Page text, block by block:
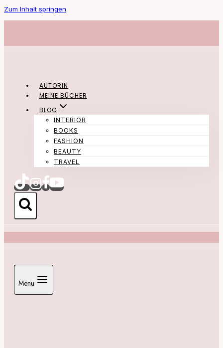
Zum Inhalt springen
AUTORIN
MEINE BÜCHER
BLOG
INTERIOR
BOOKS
FASHION
BEAUTY
TRAVEL
Menu